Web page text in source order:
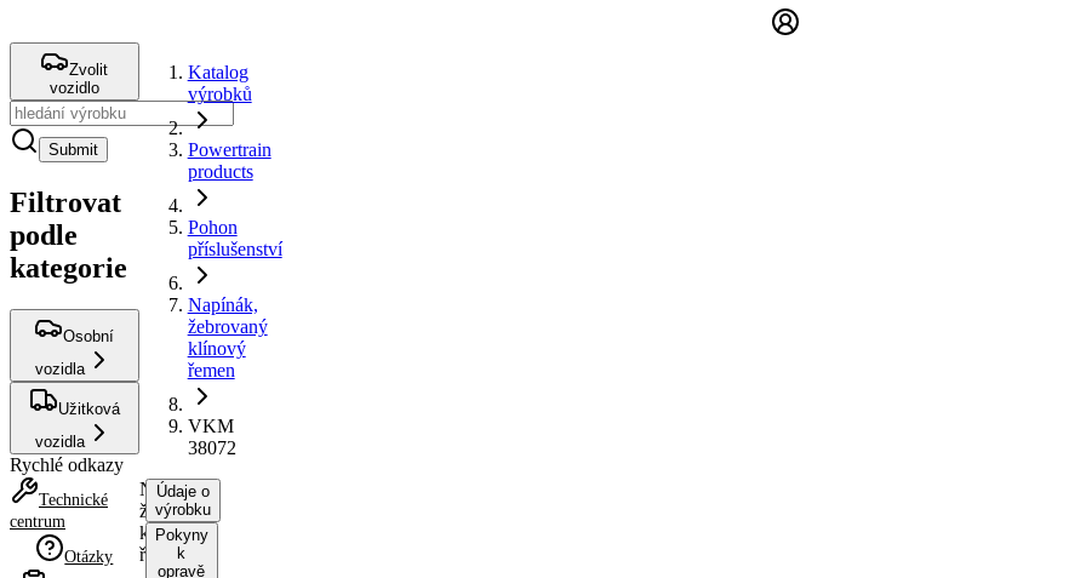
Zvolit
vozidlo
Submit
Filtrovat
podle
kategorie
Osobní
vozidla
Užitková
vozidla
Rychlé odkazy
Technické
centrum
Otázky
Katalog
výrobků
Powertrain
products
Pohon
příslušenství
Napínák,
žebrovaný
klínový
řemen
VKM
38072
Napínák,
žebrovaný
klínový
řemen
Údaje o
výrobku
Pokyny
k
opravě